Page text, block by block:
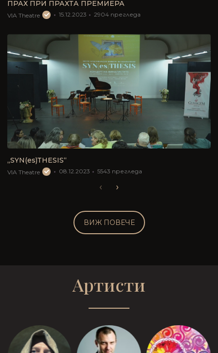
ПРАХ ПРИ ПРАХТА ПРЕМИЕРА
VIA Theatre 15.12.2023 2904 прегледа
„SYN(es)THESIS“
VIA Theatre 08.12.2023 5543 прегледа
ВИЖ ПОВЕЧЕ
Артисти